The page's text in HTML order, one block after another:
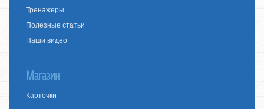
Тренажеры
Полезные статьи
Наши видео
Магазин
Карточки